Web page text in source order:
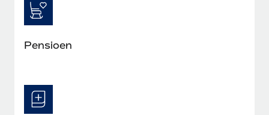
Pensioen